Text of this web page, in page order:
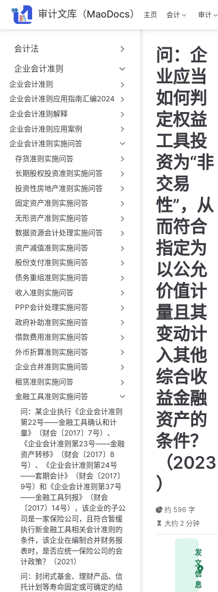
跳
至
主
內
容
审计文库（MaoDocs） 主页 会计 审计
会计法
企业会计准则
企业会计准则
企业会计准则应用指南汇编2024
企业会计准则解释
企业会计准则应用案例
企业会计准则实施问答
存货准则实施问答
长期股权投资准则实施问答
投资性房地产准则实施问答
固定资产准则实施问答
无形资产准则实施问答
数据资源会计处理实施问答
资产减值准则实施问答
股份支付准则实施问答
债务重组准则实施问答
收入准则实施问答
PPP会计处理实施问答
政府补助准则实施问答
借款费用准则实施问答
外币折算准则实施问答
企业合并准则实施问答
租赁准则实施问答
金融工具准则实施问答
问：某企业执行《企业会计准则
第22号——金融工具确认和计
量》（财会〔2017〕7号）、
《企业会计准则第23号——金融
资产转移》（财会〔2017〕8
号）、《企业会计准则第24号
——套期会计》（财会〔2017〕
9号）和《企业会计准则第37号
——金融工具列报》（财会
〔2017〕14号），该企业的子公
司是一家保险公司，且符合暂缓
执行新金融工具相关会计准则的
条件，该企业在编制合并财务报
表时，是否应统一保险公司的会
计政策？（2021）
问：封闭式基金、理财产品、信
托计划等寿命固定或可确定的结
问：企
业应当
如何判
定权益
工具投
资为“非
交易
性”，从
而符合
指定为
以公允
价值计
量且其
变动计
入其他
综合收
益金融
资产的
条件？
（2023
）
约 596 字
大约 2 分钟
发
文
信
息